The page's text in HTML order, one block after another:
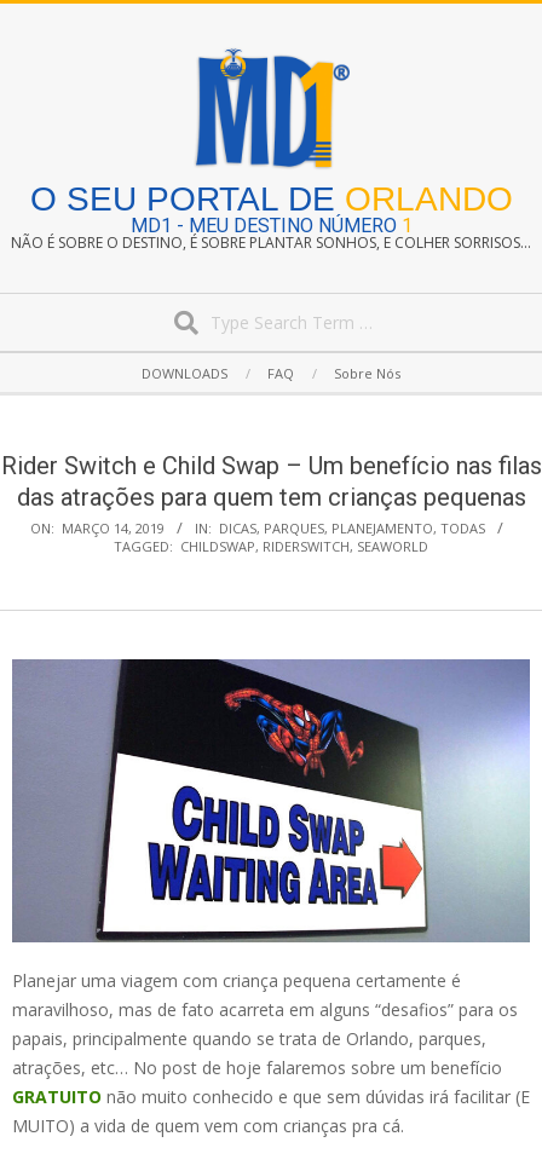
O SEU PORTAL DE ORLANDO
MD1 - MEU DESTINO NÚMERO 1
NÃO É SOBRE O DESTINO, É SOBRE PLANTAR SONHOS, E COLHER SORRISOS...
Navigation
DOWNLOADS FAQ Sobre Nós
Rider Switch e Child Swap – Um benefício nas filas
das atrações para quem tem crianças pequenas
ON: MARÇO 14, 2019 IN: DICAS, PARQUES, PLANEJAMENTO, TODAS
TAGGED: CHILDSWAP, RIDERSWITCH, SEAWORLD
Planejar uma viagem com criança pequena certamente é
maravilhoso, mas de fato acarreta em alguns “desafios” para os
papais, principalmente quando se trata de Orlando, parques,
atrações, etc… No post de hoje falaremos sobre um benefício
GRATUITO não muito conhecido e que sem dúvidas irá facilitar (E
MUITO) a vida de quem vem com crianças pra cá.